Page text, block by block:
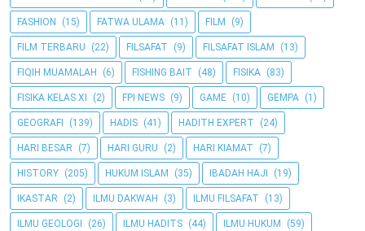
FASHION (15) FATWA ULAMA (11) FILM (9)
FILM TERBARU (22) FILSAFAT (9) FILSAFAT ISLAM (13)
FIQIH MUAMALAH (6) FISHING BAIT (48) FISIKA (83)
FISIKA KELAS XI (2) FPI NEWS (9) GAME (10) GEMPA (1)
GEOGRAFI (139) HADIS (41) HADITH EXPERT (24)
HARI BESAR (7) HARI GURU (2) HARI KIAMAT (7)
HISTORY (205) HUKUM ISLAM (35) IBADAH HAJI (19)
IKASTAR (2) ILMU DAKWAH (3) ILMU FILSAFAT (13)
ILMU GEOLOGI (26) ILMU HADITS (44) ILMU HUKUM (59)